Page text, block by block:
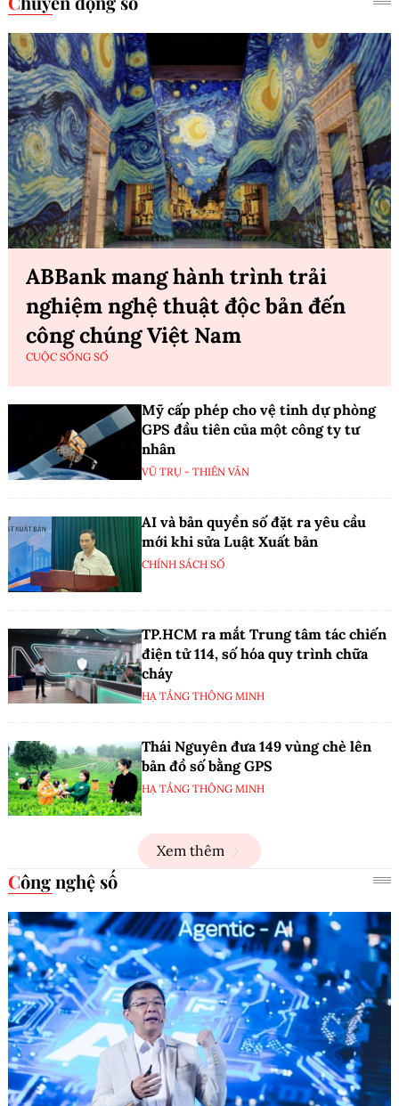
ABBank mang hành trình trải
nghiệm nghệ thuật độc bản đến
công chúng Việt Nam
CUỘC SỐNG SỐ
Mỹ cấp phép cho vệ tinh dự phòng
GPS đầu tiên của một công ty tư
nhân
VŨ TRỤ - THIÊN VĂN
AI và bản quyền số đặt ra yêu cầu
mới khi sửa Luật Xuất bản
CHÍNH SÁCH SỐ
TP.HCM ra mắt Trung tâm tác chiến
điện tử 114, số hóa quy trình chữa
cháy
HẠ TẦNG THÔNG MINH
Thái Nguyên đưa 149 vùng chè lên
bản đồ số bằng GPS
HẠ TẦNG THÔNG MINH
Xem thêm
Công nghệ số